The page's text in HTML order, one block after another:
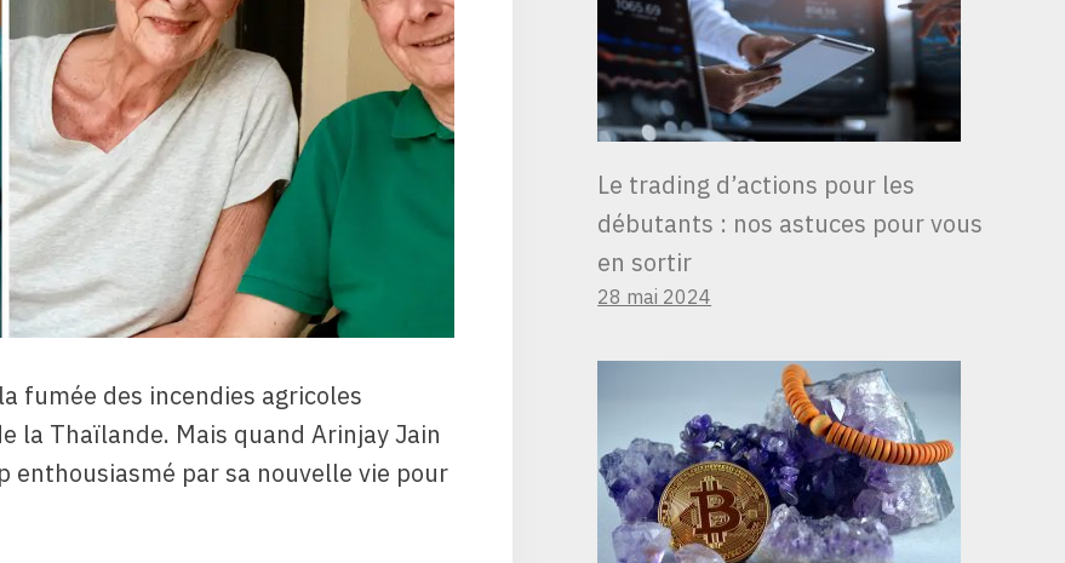
fumée des incendies agricoles
la Thaïlande. Mais quand Arinjay Jain
enthousiasmé par sa nouvelle vie pour
Le trading d’actions pour les
débutants : nos astuces pour vous
en sortir
28 mai 2024